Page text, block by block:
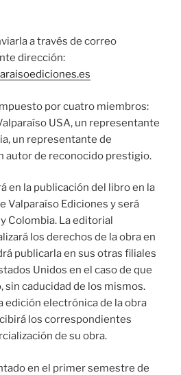
a través de correo
dirección:
por cuatro miembros:
USA, un representante
un representante de
autor de reconocido prestigio.
en la publicación del libro en la
Valparaíso Ediciones y será
Colombia. La editorial
los derechos de la obra en
publicarla en sus otras filiales
Unidos en el caso de que
sin caducidad de los mismos.
edición electrónica de la obra
los correspondientes
de su obra.
en el primer semestre de